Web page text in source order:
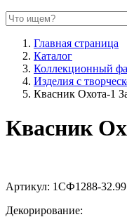
Главная страница
Каталог
Коллекционный
Изделия с
Квасник Охота-1
Квасник
Артикул: 1СФ1288-
Декорирование: